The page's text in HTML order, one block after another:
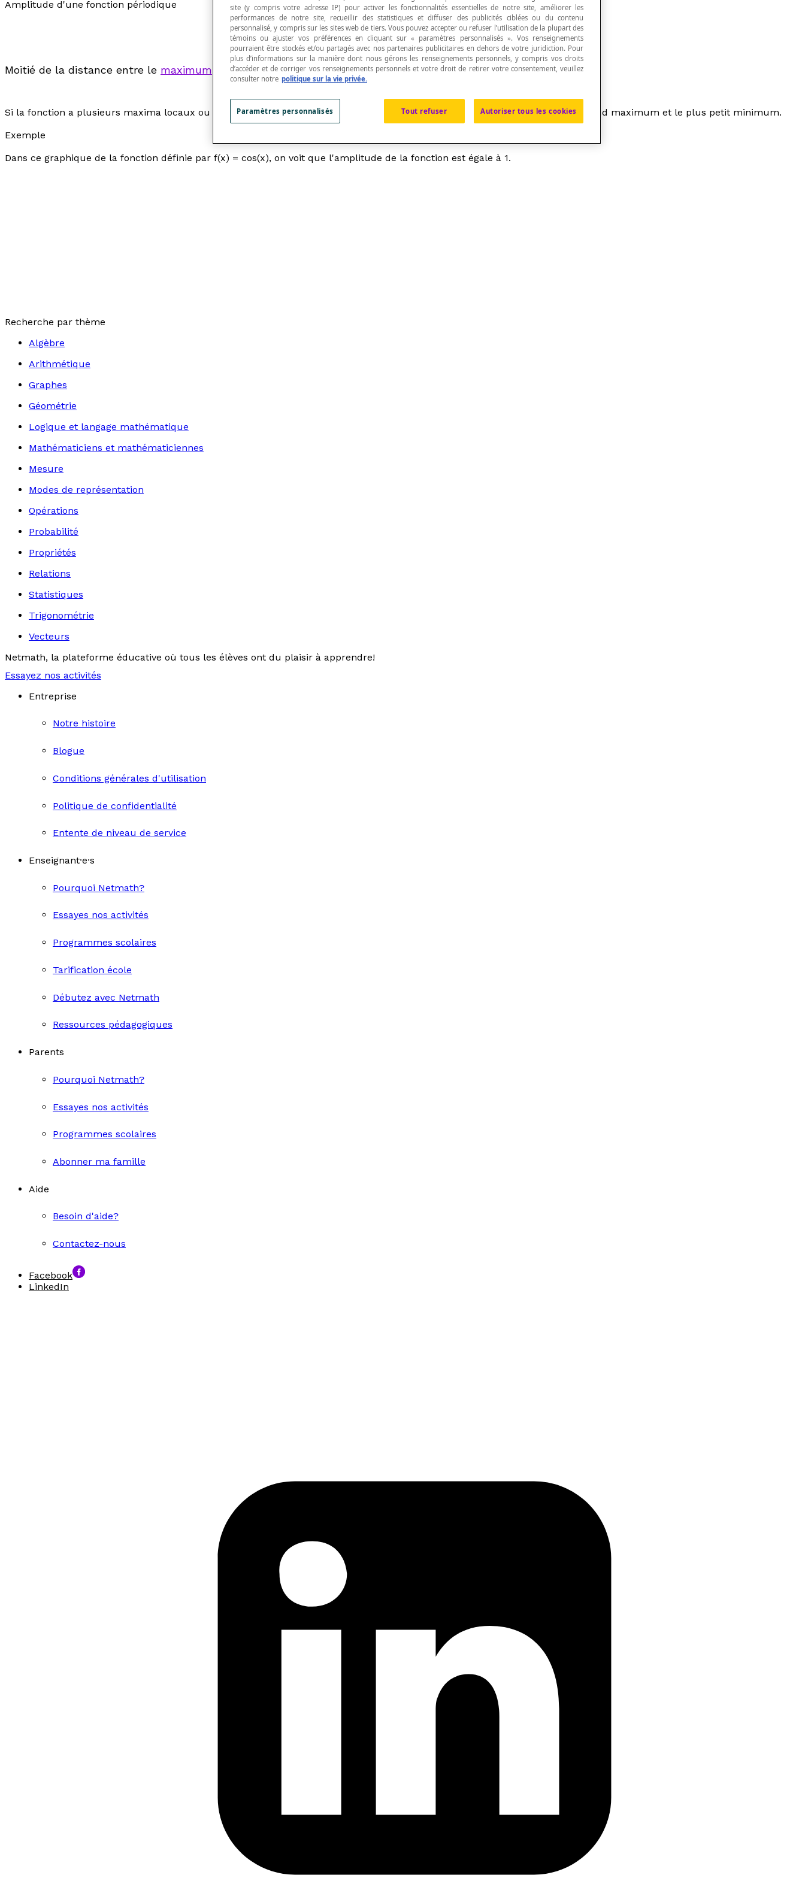
Amplitude d'une fonction périodique
Moitié de la distance entre le maximum et leminimumd'une fonction périodique.
Si la fonction a plusieurs maxima locaux ou plusieurs minima locaux, l'amplitude est la moitié de la distance entre le plus grand maximum et le plus petit minimum.
Exemple
Dans ce graphique de la fonction définie par f(x) = cos(x), on voit que l'amplitude de la fonction est égale à 1.
Recherche par thème
Algèbre
Arithmétique
Graphes
Géométrie
Logique et langage mathématique
Mathématiciens et mathématiciennes
Mesure
Modes de représentation
Opérations
Probabilité
Propriétés
Relations
Statistiques
Trigonométrie
Vecteurs
Netmath, la plateforme éducative où tous les élèves ont du plaisir à apprendre!
Essayez nos activités
Entreprise
Notre histoire
Blogue
Conditions générales d'utilisation
Politique de confidentialité
Entente de niveau de service
Enseignant·e·s
Pourquoi Netmath?
Essayes nos activités
Programmes scolaires
Tarification école
Débutez avec Netmath
Ressources pédagogiques
Parents
Pourquoi Netmath?
Essayes nos activités
Programmes scolaires
Abonner ma famille
Aide
Besoin d'aide?
Contactez-nous
Facebook
LinkedIn
site (y compris votre adresse IP) pour activer les fonctionnalités essentielles de notre site, améliorer les
performances de notre site, recueillir des statistiques et diffuser des publicités ciblées ou du contenu
personnalisé, y compris sur les sites web de tiers. Vous pouvez accepter ou refuser l’utilisation de la plupart des
témoins ou ajuster vos préférences en cliquant sur « paramètres personnalisés ». Vos renseignements
pourraient être stockés et/ou partagés avec nos partenaires publicitaires en dehors de votre juridiction. Pour
plus d’informations sur la manière dont nous gérons les renseignements personnels, y compris vos droits
d’accéder et de corriger vos renseignements personnels et votre droit de retirer votre consentement, veuillez
consulter notre politique sur la vie privée.
Tout refuser Autoriser tous les cookies
Paramètres personnalisés